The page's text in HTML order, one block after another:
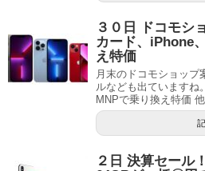
３０日 ドコモシ
カード、iPhone
え特価
月末のドコモショップ
ルなども出ていますね
MNPで乗り換え特価
２日 決算セール